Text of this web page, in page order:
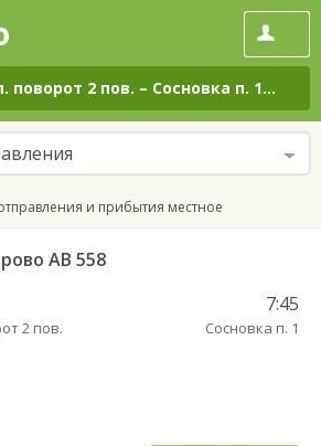
поворот 2 пов. – Сосновка п. 1 на
и прибытия местное
АВ 558
2 пов.
7:45
Сосновка п. 1